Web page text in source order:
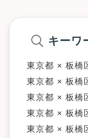
※診療科によって
キーワ
東京都 × 板橋
東京都 × 板橋
東京都 × 板橋
東京都 × 板橋
東京都 × 板橋